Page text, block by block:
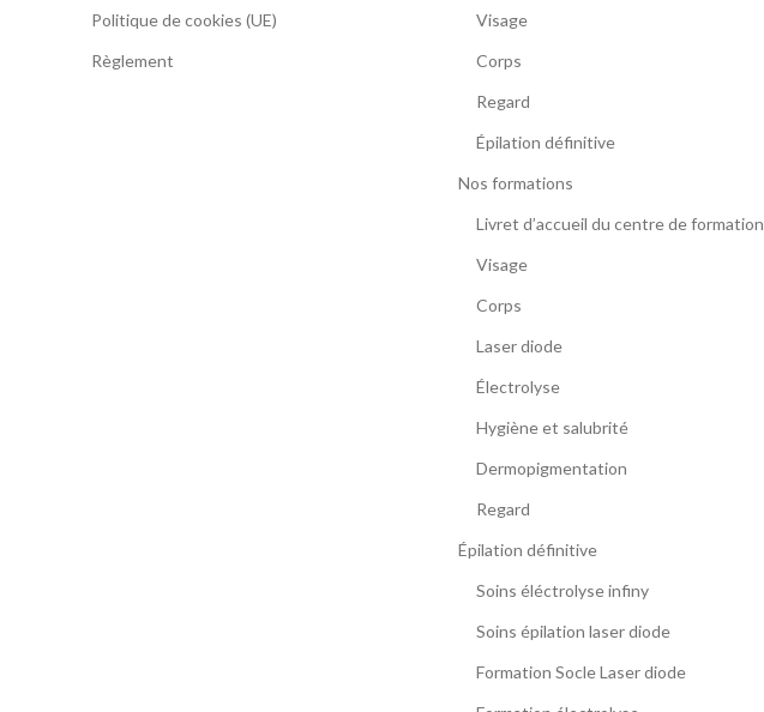
Politique de cookies (UE)
Règlement
Visage
Corps
Regard
Épilation définitive
Nos formations
Livret d’accueil du centre de formation
Visage
Corps
Laser diode
Électrolyse
Hygiène et salubrité
Dermopigmentation
Regard
Épilation définitive
Soins éléctrolyse infiny
Soins épilation laser diode
Formation Socle Laser diode